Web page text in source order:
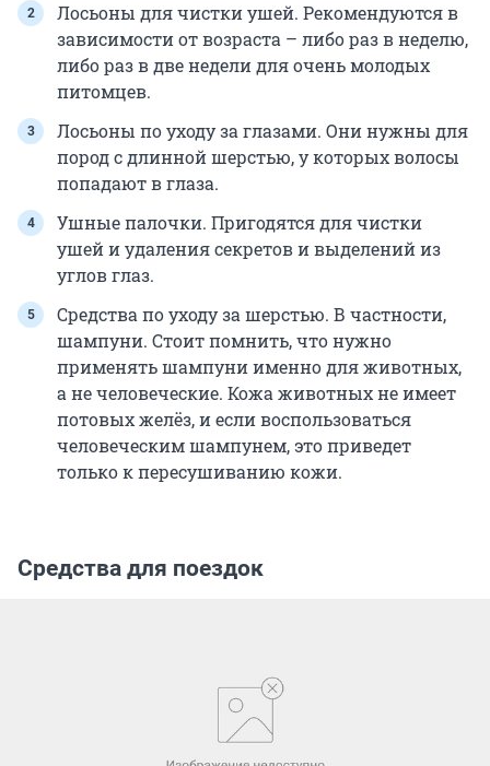
Лосьоны для чистки ушей. Рекомендуются в
зависимости от возраста – либо раз в неделю,
либо раз в две недели для очень молодых
питомцев.
Лосьоны по уходу за глазами. Они нужны для
пород с длинной шерстью, у которых волосы
попадают в глаза.
Ушные палочки. Пригодятся для чистки
ушей и удаления секретов и выделений из
углов глаз.
Средства по уходу за шерстью. В частности,
шампуни. Стоит помнить, что нужно
применять шампуни именно для животных,
а не человеческие. Кожа животных не имеет
потовых желёз, и если воспользоваться
человеческим шампунем, это приведет
только к пересушиванию кожи.
Средства для поездок